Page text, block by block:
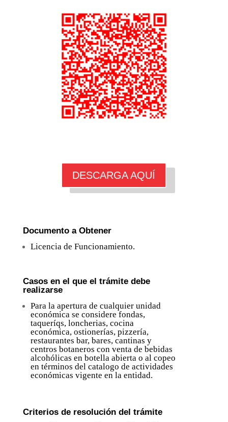
DESCARGA AQUÍ
Documento a Obtener
Licencia de Funcionamiento.
Casos en el que el trámite debe
realizarse
Para la apertura de cualquier unidad
económica se considere fondas,
taqueríqs, loncherias, cocina
económica, ostionerías, pizzería,
restaurantes bar, bares, cantinas y
centros botaneros con venta de bebidas
alcohólicas en botella abierta o al copeo
en términos del catalogo de actividades
económicas vigente en la entidad.
Criterios de resolución del trámite